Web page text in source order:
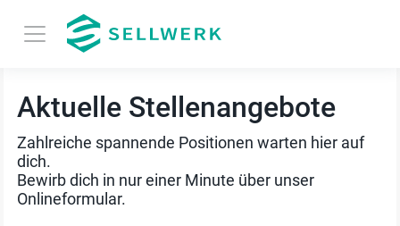
Aktuelle Stellenangebote
Zahlreiche spannende Positionen warten hier auf
dich.
Bewirb dich in nur einer Minute über unser
Onlineformular.